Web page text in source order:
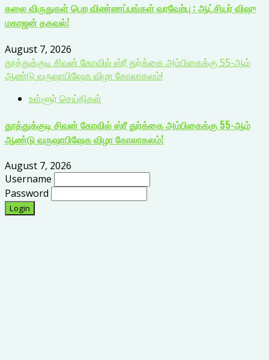
கலை விருதுகள் பெற விண்ணப்பங்கள் வரவேற்பு : ஆட்சியர் விஷு
மகாஜன் தகவல்!
August 7, 2026
தூத்துக்குடி சிவன் கோவில் ஸ்ரீ துர்க்கை அம்பிகைக்கு 55-ஆம்
ஆண்டு வருஷாபிஷேக விழா கோலாகலம்!
உள்ளூர் செய்திகள்
தூத்துக்குடி சிவன் கோவில் ஸ்ரீ துர்க்கை அம்பிகைக்கு 55-ஆம்
ஆண்டு வருஷாபிஷேக விழா கோலாகலம்!
August 7, 2026
Username
Password